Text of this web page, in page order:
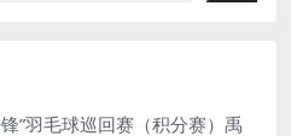
”羽毛球巡回赛（积分赛）禹